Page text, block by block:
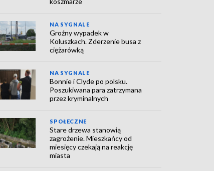
NA SYGNALE
Groźny wypadek w
Koluszkach. Zderzenie busa z
ciężarówką
NA SYGNALE
Bonnie i Clyde po polsku.
Poszukiwana para zatrzymana
przez kryminalnych
SPOŁECZNE
Stare drzewa stanowią
zagrożenie. Mieszkańcy od
miesięcy czekają na reakcję
miasta